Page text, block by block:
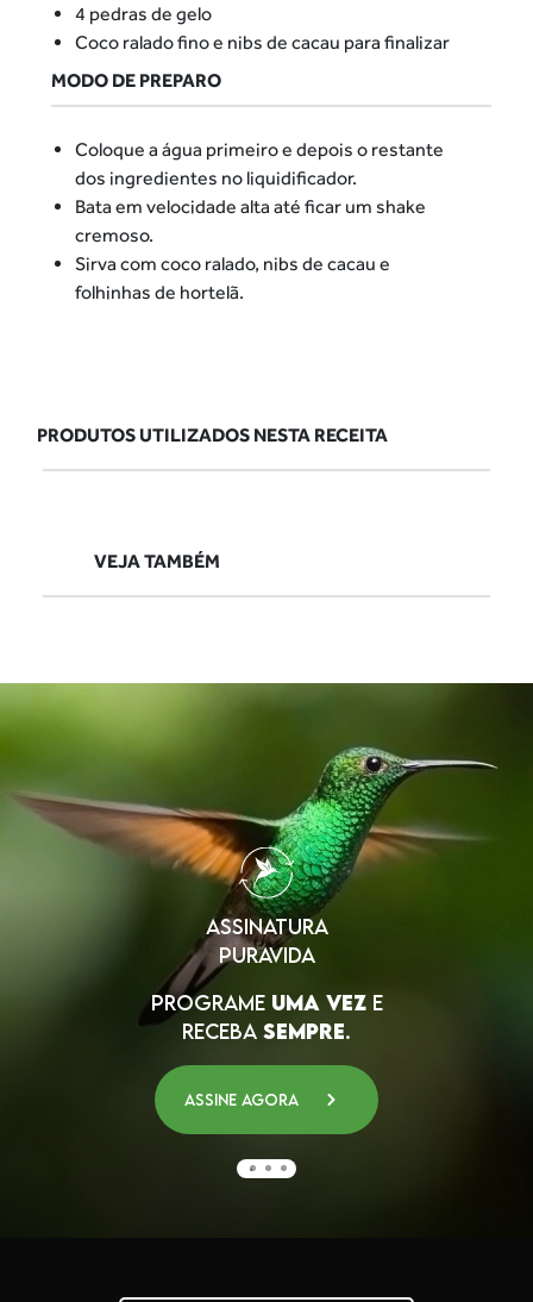
4 pedras de gelo
Coco ralado fino e nibs de cacau para finalizar
MODO DE PREPARO
Coloque a água primeiro e depois o restante
dos ingredientes no liquidificador.
Bata em velocidade alta até ficar um shake
cremoso.
Sirva com coco ralado, nibs de cacau e
folhinhas de hortelã.
PRODUTOS UTILIZADOS NESTA RECEITA
VEJA TAMBÉM
ASSINATURA
PURAVIDA
PROGRAME UMA VEZE
RECEBA SEMPRE.
Assine agora